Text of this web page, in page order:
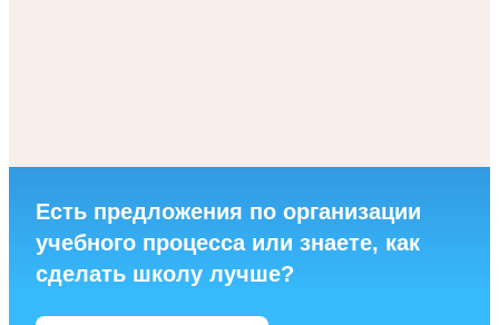
Есть предложения по организации
учебного процесса или знаете, как
сделать школу лучше?